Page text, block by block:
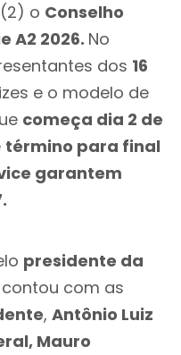
o Conselho
A2 2026. No
dos 16
e o modelo de
começa dia 2 de
término para final
garantem
presidente da
contou com as
, Antônio Luiz
Mauro